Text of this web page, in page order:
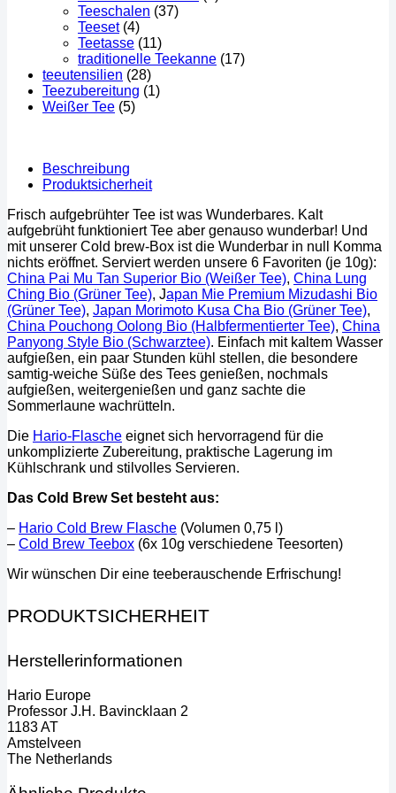
Teeschalen (37)
Teeset (4)
Teetasse (11)
traditionelle Teekanne (17)
teeutensilien (28)
Teezubereitung (1)
Weißer Tee (5)
Beschreibung
Produktsicherheit
Frisch aufgebrühter Tee ist was Wunderbares. Kalt
aufgebrüht funktioniert Tee aber genauso wunderbar! Und
mit unserer Cold brew-Box ist die Wunderbar in null Komma
nichts eröffnet. Serviert werden unsere 6 Favoriten (je 10g):
China Pai Mu Tan Superior Bio (Weißer Tee), China Lung
Ching Bio (Grüner Tee), Japan Mie Premium Mizudashi Bio
(Grüner Tee), Japan Morimoto Kusa Cha Bio (Grüner Tee),
China Pouchong Oolong Bio (Halbfermentierter Tee), China
Panyong Style Bio (Schwarztee). Einfach mit kaltem Wasser
aufgießen, ein paar Stunden kühl stellen, die besondere
samtig-weiche Süße des Tees genießen, nochmals
aufgießen, weitergenießen und ganz sachte die
Sommerlaune wachrütteln.
Die Hario-Flasche eignet sich hervorragend für die
unkomplizierte Zubereitung, praktische Lagerung im
Kühlschrank und stilvolles Servieren.
Das Cold Brew Set besteht aus:
– Hario Cold Brew Flasche (Volumen 0,75 l)
– Cold Brew Teebox (6x 10g verschiedene Teesorten)
Wir wünschen Dir eine teeberauschende Erfrischung!
PRODUKTSICHERHEIT
Herstellerinformationen
Hario Europe
Professor J.H. Bavincklaan 2
1183 AT
Amstelveen
The Netherlands